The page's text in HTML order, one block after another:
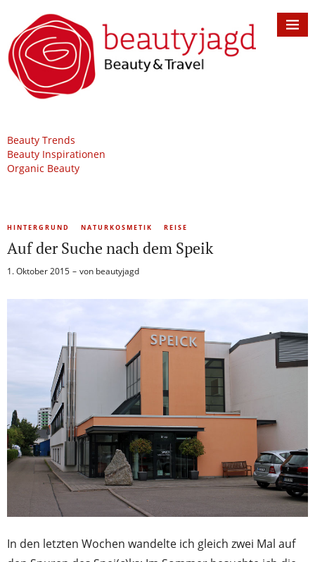
Beauty Trends
Beauty Inspirationen
Organic Beauty
HINTERGRUND NATURKOSMETIK REISE
Auf der Suche nach dem Speik
1. Oktober 2015 von beautyjagd
In den letzten Wochen wandelte ich gleich zwei Mal auf